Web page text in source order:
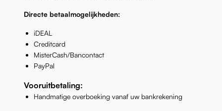
Directe betaalmogelijkheden:
iDEAL
Creditcard
MisterCash/Bancontact
PayPal
Vooruitbetaling:
Handmatige overboeking vanaf uw bankrekening